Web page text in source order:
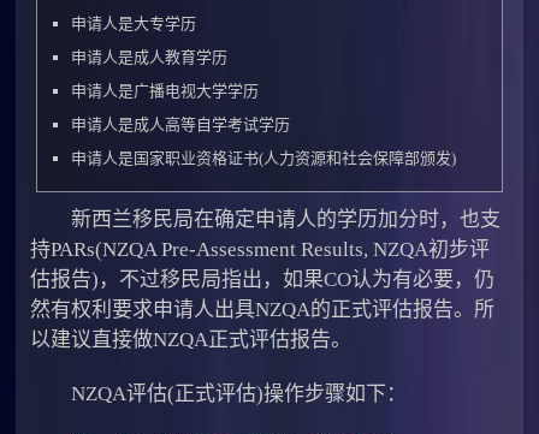
申请人是大专学历
申请人是成人教育学历
申请人是广播电视大学学历
申请人是成人高等自学考试学历
申请人是国家职业资格证书(人力资源和社会保障部颁发)
新西兰移民局在确定申请人的学历加分时，也支
持PARs(NZQA Pre-Assessment Results, NZQA初步评
估报告)，不过移民局指出，如果CO认为有必要，仍
然有权利要求申请人出具NZQA的正式评估报告。所
以建议直接做NZQA正式评估报告。
NZQA评估(正式评估)操作步骤如下：